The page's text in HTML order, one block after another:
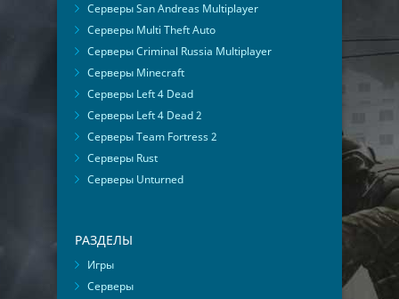
Серверы San Andreas Multiplayer
Серверы Multi Theft Auto
Серверы Criminal Russia Multiplayer
Серверы Minecraft
Серверы Left 4 Dead
Серверы Left 4 Dead 2
Серверы Team Fortress 2
Серверы Rust
Серверы Unturned
РАЗДЕЛЫ
Игры
Серверы